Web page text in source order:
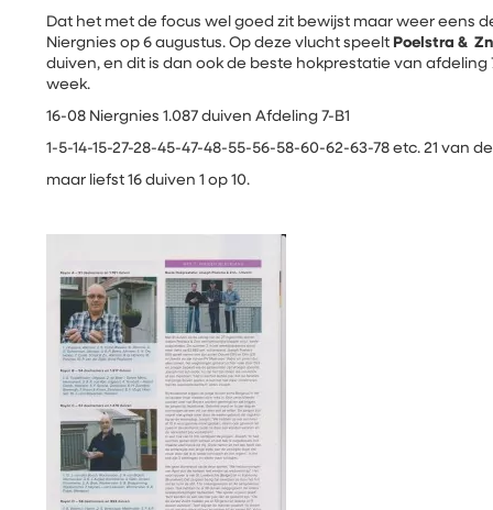
Dat het met de focus wel goed zit bewijst maar weer eens
Niergnies op 6 augustus. Op deze vlucht speelt Poelstra &
duiven, en dit is dan ook de beste hokprestatie van
week.
16-08 Niergnies 1.087 duiven Afdeling 7-B1
1-5-14-15-27-28-45-47-48-55-56-58-60-62-63-78 etc. 21 van
maar liefst 16 duiven 1 op 10.